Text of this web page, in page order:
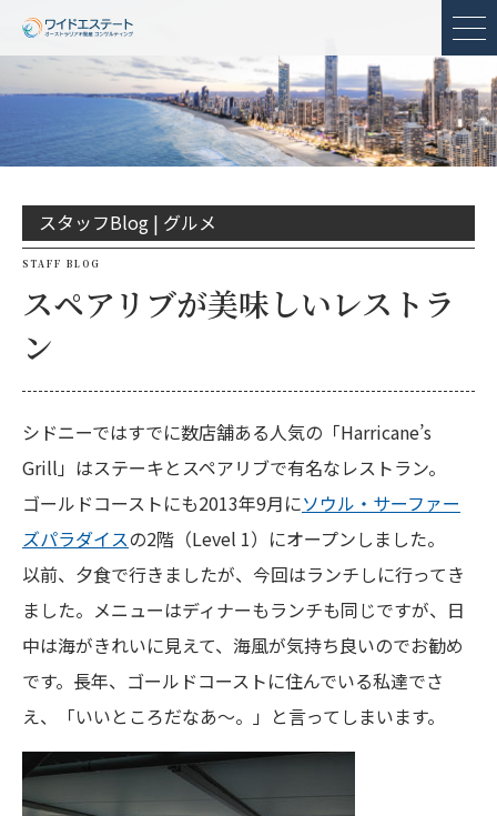
メ
スタッフBlog | グルメ
STAFF BLOG
スペアリブが美味しいレストラ
ン
シドニーではすでに数店舗ある人気の「Harricane’s
Grill」はステーキとスペアリブで有名なレストラン。
ゴールドコーストにも2013年9月にソウル・サーファー
ズパラダイスの2階（Level 1）にオープンしました。
以前、夕食で行きましたが、今回はランチしに行ってき
ました。メニューはディナーもランチも同じですが、日
中は海がきれいに見えて、海風が気持ち良いのでお勧め
です。長年、ゴールドコーストに住んでいる私達でさ
え、「いいところだなあ〜。」と言ってしまいます。